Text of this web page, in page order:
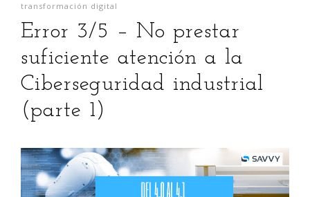
transformación digital
Error 3/5 – No prestar
suficiente atención a la
Ciberseguridad industrial
(parte 1)